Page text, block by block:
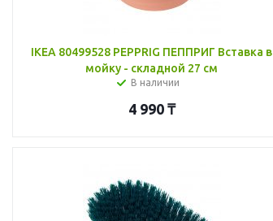
IKEA 80499528 PEPPRIG ПЕППРИГ Вставка в
мойку - складной 27 см
В наличии
4 990₸